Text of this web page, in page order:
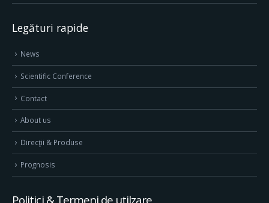
Legături rapide
News
Scientific Conference
Contact
About us
Direcţii & Produse
Prognosis
Politici & Termeni de utilzare